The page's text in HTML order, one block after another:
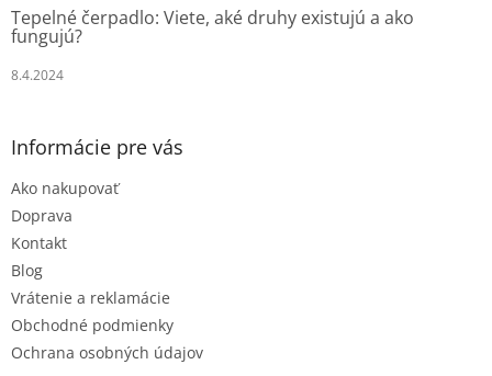
Tepelné čerpadlo: Viete, aké druhy existujú a ako
fungujú?
8.4.2024
Informácie pre vás
Ako nakupovať
Doprava
Kontakt
Blog
Vrátenie a reklamácie
Obchodné podmienky
Ochrana osobných údajov